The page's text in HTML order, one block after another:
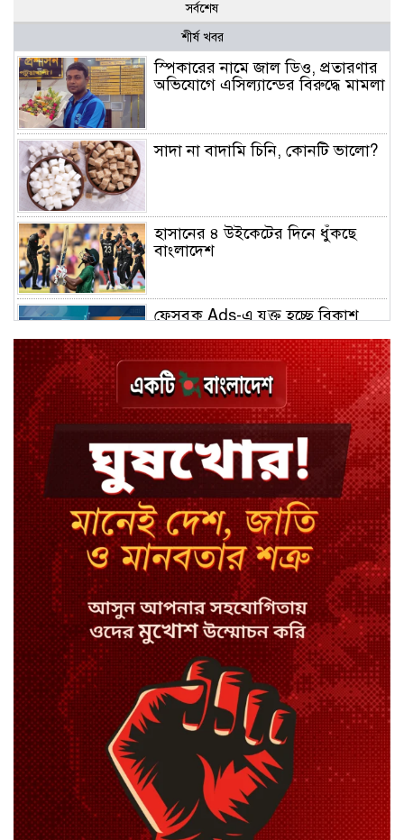
সর্বশেষ
শীর্ষ খবর
স্পিকারের নামে জাল ডিও, প্রতারণার
অভিযোগে এসিল্যান্ডের বিরুদ্ধে মামলা
সাদা না বাদামি চিনি, কোনটি ভালো?
হাসানের ৪ উইকেটের দিনে ধুঁকছে
বাংলাদেশ
ফেসবুক Ads-এ যুক্ত হচ্ছে বিকাশ
বিয়ে ভাঙার গুঞ্জনে মুখ খুললেন রণজয়
কেন লিভারপুল ছেড়ে তুরস্কের ক্লাবে
সালাহ
কপিল শর্মার অডিশনে বাদ পড়ার সেই
গল্প
যুক্তরাজ্যে সামাজিকমাধ্যমের কারফিউ
মানছে না কিশোররা
কটাক্ষ আর বিদ্রূপে জমে উঠেছে
ভ্যান্সের রাজনীতি
সৌদি আরবে হুতি হামলায় শিশুসহ
আহত ১১